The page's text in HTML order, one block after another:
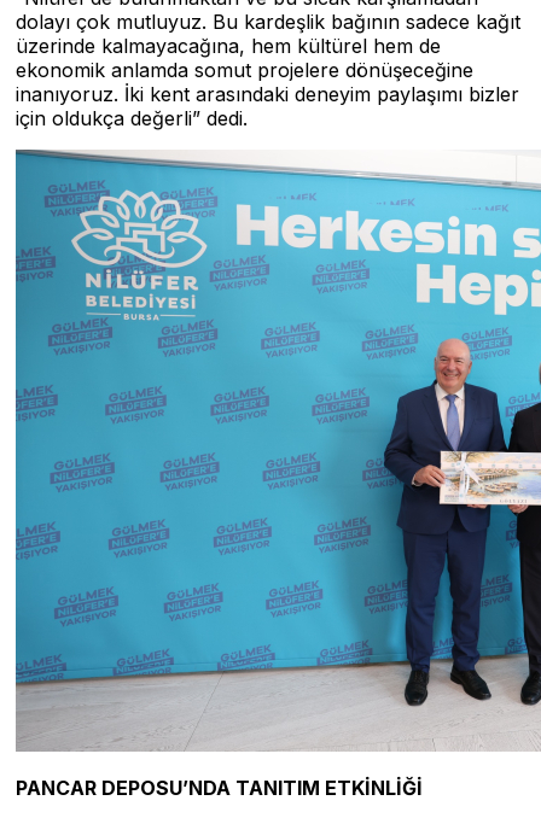
dolayı çok mutluyuz. Bu kardeşlik bağının sadece kağıt
üzerinde kalmayacağına, hem kültürel hem de
ekonomik anlamda somut projelere dönüşeceğine
inanıyoruz. İki kent arasındaki deneyim paylaşımı bizler
için oldukça değerli” dedi.
PANCAR DEPOSU’NDA TANITIM ETKİNLİĞİ